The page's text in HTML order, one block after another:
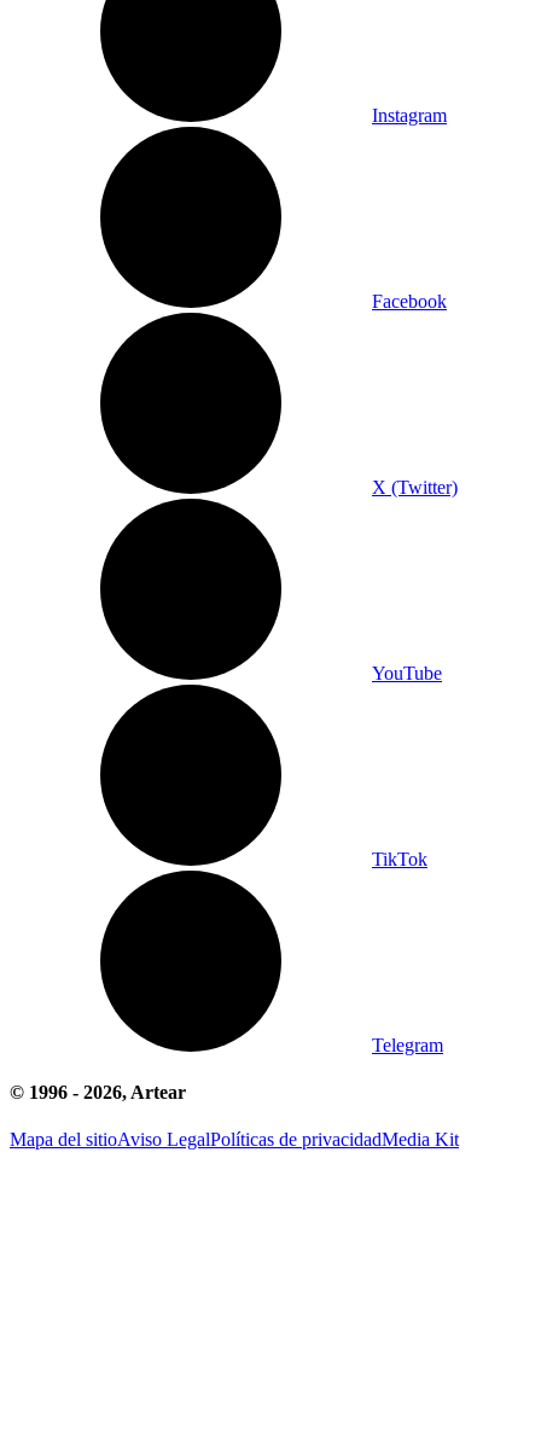
Instagram
Facebook
X (Twitter)
YouTube
TikTok
Telegram
© 1996 - 2026, Artear
Mapa del sitioAviso LegalPolíticas de privacidadMedia Kit